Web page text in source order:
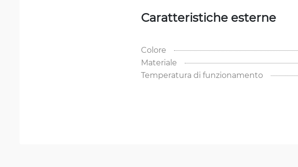
Caratteristiche esterne
Colore
Materiale
Temperatura di funzionamento